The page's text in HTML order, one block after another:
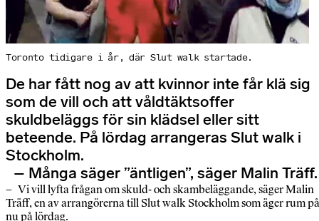
Toronto tidigare i år, där Slut walk startade.
De har fått nog av att kvinnor inte får klä sig
som de vill och att våldtäktsoffer
skuldbeläggs för sin klädsel eller sitt
beteende. På lördag arrangeras Slut walk i
Stockholm.
– Många säger ”äntligen”, säger Malin Träff.
– Vi vill lyfta frågan om skuld- och skambeläggande, säger Malin
Träff, en av arrangörerna till Slut walk Stockholm som äger rum på
nu på lördag.